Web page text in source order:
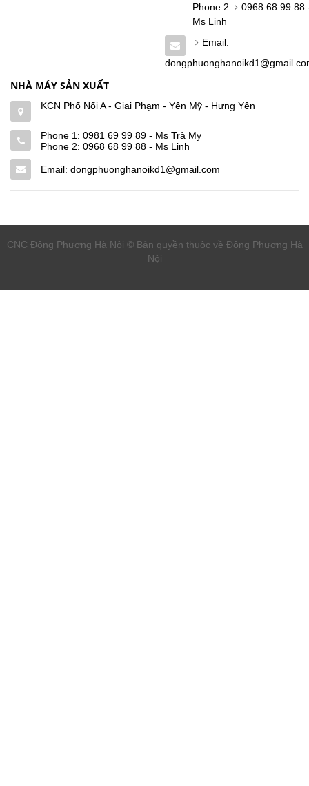
Phone 2:
0968 68 99 88
Ms Linh
Email:
NHÀ MÁY SẢN XUẤT
KCN Phố Nối A - Giai Phạm - Yên Mỹ - Hưng Yên
Phone 1: 0981 69 99 89 - Ms Trà My
Phone 2: 0968 68 99 88 - Ms Linh
Email: dongphuonghanoikd1@gmail.com
CNC Đông Phương Hà Nội © Bản quyền thuộc về Đông Phương Hà
Nội